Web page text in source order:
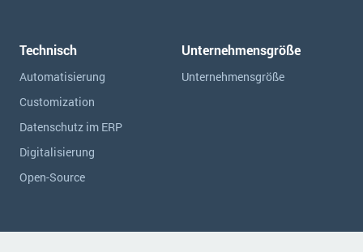
Technisch
Automatisierung
Customization
Datenschutz im ERP
Digitalisierung
Open-Source
Unternehmensgröße
Unternehmensgröße